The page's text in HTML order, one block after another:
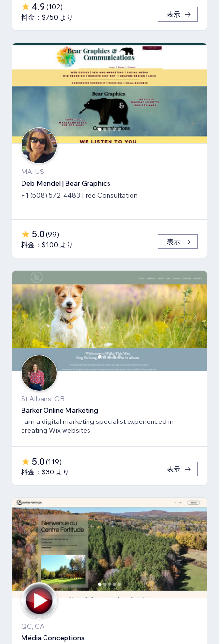
4.9 (102)
料金：$750 より
表示
MA, US
Deb Mendel | Bear Graphics
+1 (508) 572-4483 Free Consultation
5.0 (99)
料金：$100 より
表示
St Albans, GB
Barker Online Marketing
I am a digital marketing specialist experienced in
creating Wix websites.
5.0 (119)
料金：$30 より
表示
QC, CA
Média Conceptions